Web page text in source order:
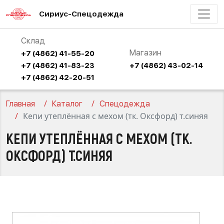
Сириус-Спецодежда
Склад
+7 (4862) 41-55-20
+7 (4862) 41-83-23
+7 (4862) 42-20-51
Магазин
+7 (4862) 43-02-14
Главная Каталог Спецодежда
Кепи утеплённая с мехом (тк. Оксфорд) т.синяя
КЕПИ УТЕПЛЁННАЯ С МЕХОМ (ТК.
ОКСФОРД) Т.СИНЯЯ